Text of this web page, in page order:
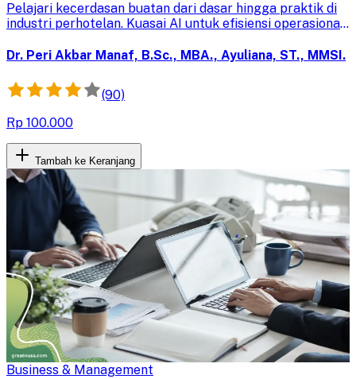
Pelajari kecerdasan buatan dari dasar hingga praktik di
industri perhotelan. Kuasai AI untuk efisiensi operasional,
saing hotel Anda.
Dr. Peri Akbar Manaf, B.Sc., MBA., Ayuliana, ST., MMSI.
(90)
Rp 100.000
Tambah ke Keranjang
Business & Management